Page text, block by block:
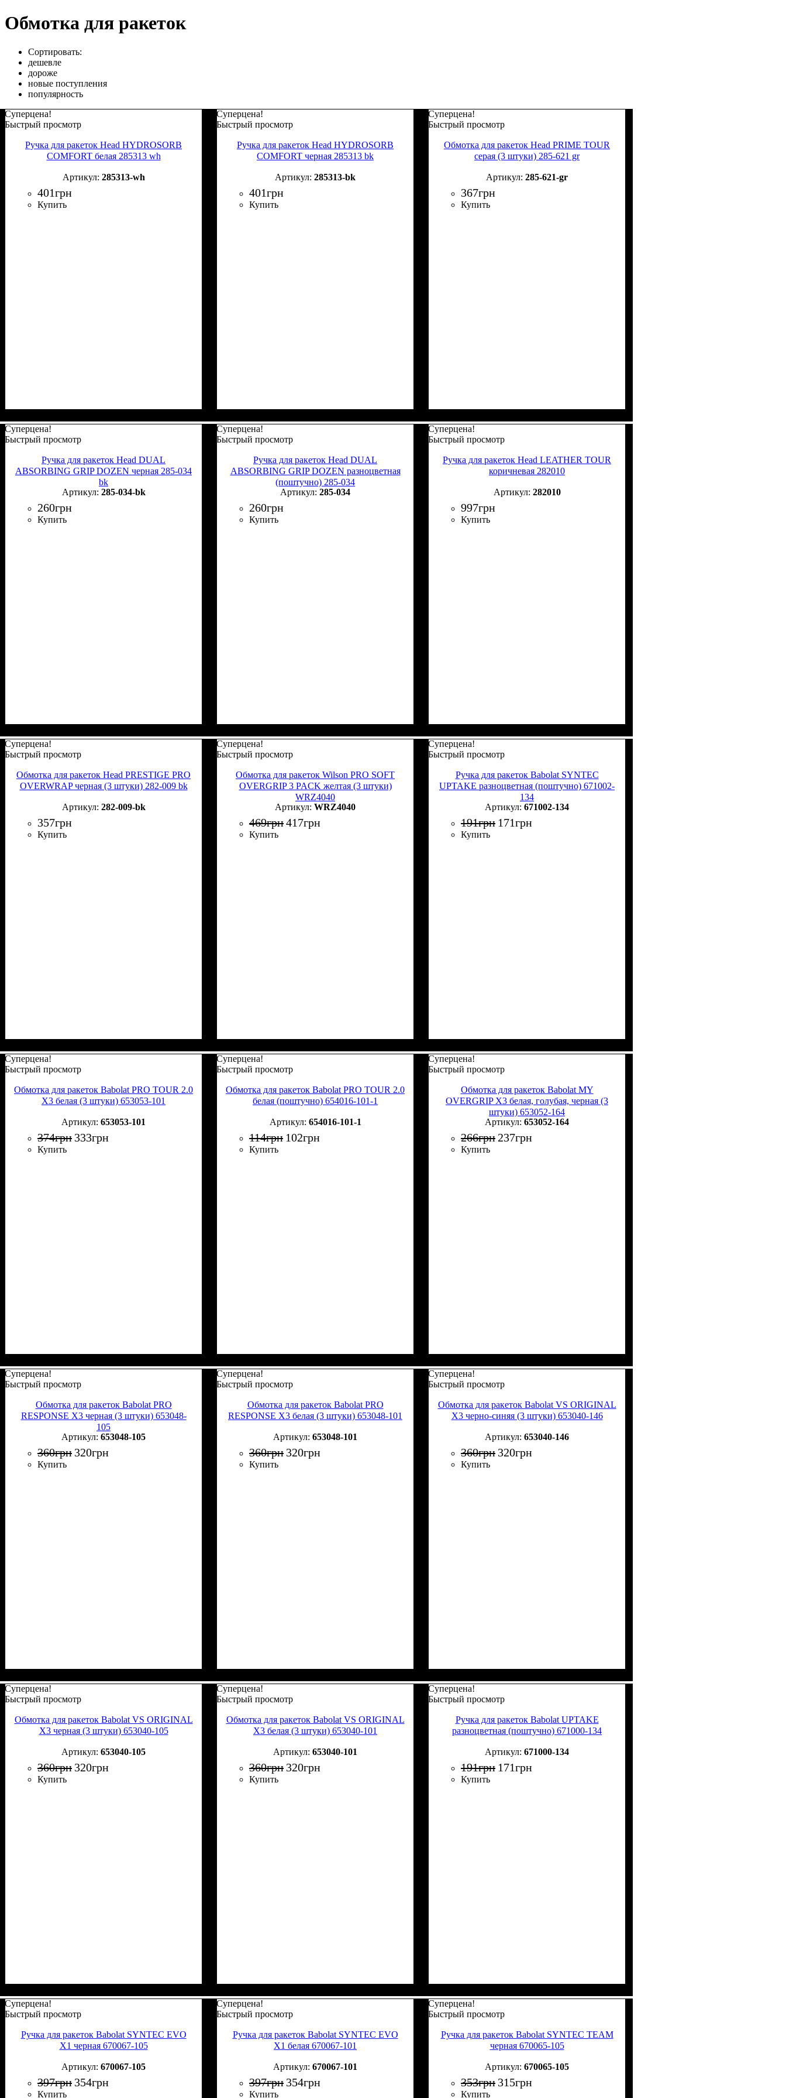
Обмотка для ракеток
Сортировать:
дешевле
дороже
новые поступления
популярность
Суперцена!
Быстрый просмотр
Ручка для ракеток Head HYDROSORB
COMFORT белая 285313 wh
285313-wh
401грн
Купить
Суперцена!
Быстрый просмотр
Ручка для ракеток Head HYDROSORB
COMFORT черная 285313 bk
285313-bk
401грн
Купить
Суперцена!
Быстрый просмотр
Обмотка для ракеток Head PRIME TOUR
серая (3 штуки) 285-621 gr
285-621-gr
367грн
Купить
Суперцена!
Быстрый просмотр
Ручка для ракеток Head DUAL
ABSORBING GRIP DOZEN черная 285-034
bk
285-034-bk
260грн
Купить
Суперцена!
Быстрый просмотр
Ручка для ракеток Head DUAL
ABSORBING GRIP DOZEN разноцветная
(поштучно) 285-034
285-034
260грн
Купить
Суперцена!
Быстрый просмотр
Ручка для ракеток Head LEATHER TOUR
коричневая 282010
282010
997грн
Купить
Суперцена!
Быстрый просмотр
Обмотка для ракеток Head PRESTIGE PRO
OVERWRAP черная (3 штуки) 282-009 bk
282-009-bk
357грн
Купить
Суперцена!
Быстрый просмотр
Обмотка для ракеток Wilson PRO SOFT
OVERGRIP 3 PACK желтая (3 штуки)
WRZ4040
WRZ4040
469грн417грн
Купить
Суперцена!
Быстрый просмотр
Ручка для ракеток Babolat SYNTEC
UPTAKE разноцветная (поштучно) 671002-
134
671002-134
191грн 171грн
Купить
Суперцена!
Быстрый просмотр
Обмотка для ракеток Babolat PRO TOUR 2.0
X3 белая (3 штуки) 653053-101
653053-101
374грн 333грн
Купить
Суперцена!
Быстрый просмотр
Обмотка для ракеток Babolat PRO TOUR 2.0
белая (поштучно) 654016-101-1
654016-101-1
114грн 102грн
Купить
Суперцена!
Быстрый просмотр
Обмотка для ракеток Babolat MY
OVERGRIP X3 белая, голубая, черная (3
штуки) 653052-164
653052-164
266грн 237грн
Купить
Суперцена!
Быстрый просмотр
Обмотка для ракеток Babolat PRO
RESPONSE X3 черная (3 штуки) 653048-
105
653048-105
360грн 320грн
Купить
Суперцена!
Быстрый просмотр
Обмотка для ракеток Babolat PRO
RESPONSE X3 белая (3 штуки) 653048-101
653048-101
360грн 320грн
Купить
Суперцена!
Быстрый просмотр
Обмотка для ракеток Babolat VS ORIGINAL
X3 черно-синяя (3 штуки) 653040-146
653040-146
360грн 320грн
Купить
Суперцена!
Быстрый просмотр
Обмотка для ракеток Babolat VS ORIGINAL
X3 черная (3 штуки) 653040-105
653040-105
360грн 320грн
Купить
Суперцена!
Быстрый просмотр
Обмотка для ракеток Babolat VS ORIGINAL
X3 белая (3 штуки) 653040-101
653040-101
360грн 320грн
Купить
Суперцена!
Быстрый просмотр
Ручка для ракеток Babolat UPTAKE
разноцветная (поштучно) 671000-134
671000-134
191грн 171грн
Купить
Суперцена!
Быстрый просмотр
Ручка для ракеток Babolat SYNTEC EVO
X1 черная 670067-105
670067-105
397грн 354грн
Купить
Суперцена!
Быстрый просмотр
Ручка для ракеток Babolat SYNTEC EVO
X1 белая 670067-101
670067-101
397грн 354грн
Купить
Суперцена!
Быстрый просмотр
Ручка для ракеток Babolat SYNTEC TEAM
черная 670065-105
670065-105
353грн 315грн
Купить